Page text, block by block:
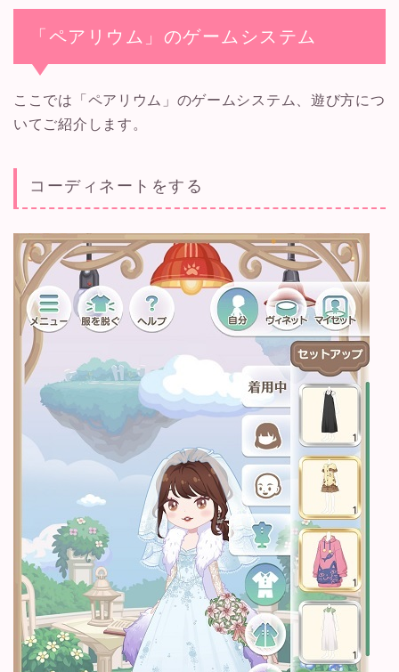
「ペアリウム」のゲームシステム
ここでは「ペアリウム」のゲームシステム、遊び方につ
いてご紹介します。
コーディネートをする